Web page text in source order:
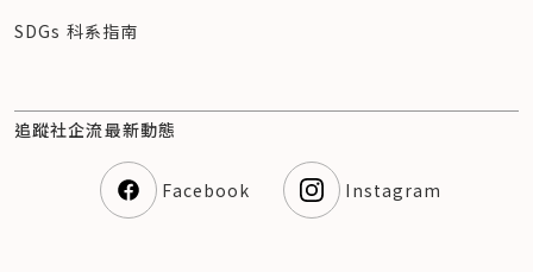
SDGs 科系指南
追蹤社企流最新動態
Facebook Instagram